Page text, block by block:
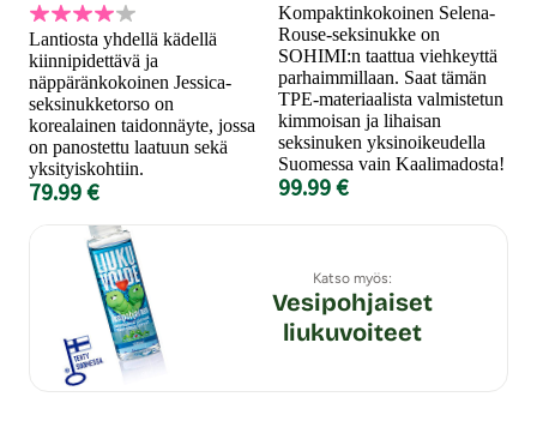
Lantiosta yhdellä kädellä
kiinnipidettävä ja
näppäränkokoinen Jessica-
seksinukketorso on
korealainen taidonnäyte, jossa
on panostettu laatuun sekä
yksityiskohtiin.
79.99 €
Kompaktinkokoinen Selena-
Rouse-seksinukke on
SOHIMI:n taattua viehkeyttä
parhaimmillaan. Saat tämän
TPE-materiaalista valmistetun
kimmoisan ja lihaisan
seksinuken yksinoikeudella
Suomessa vain Kaalimadosta!
99.99 €
Katso myös:
Vesipohjaiset
liukuvoiteet